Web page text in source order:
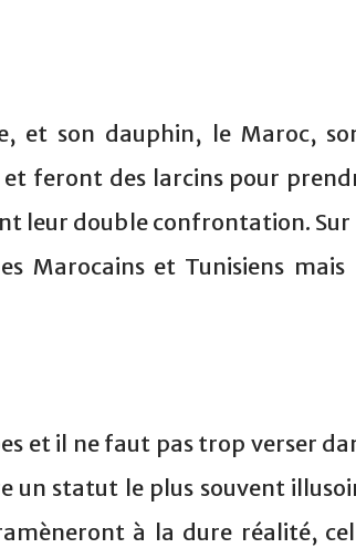
et son dauphin, le Maroc,
feront des larcins pour
leur double confrontation. Sur
Marocains et Tunisiens mais
et il ne faut pas trop verser
un statut le plus souvent
à la dure réalité,